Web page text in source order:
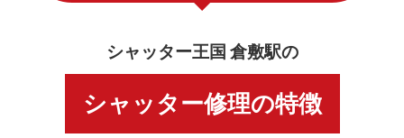
シャッター王国 倉敷駅の
シャッター修理の特徴